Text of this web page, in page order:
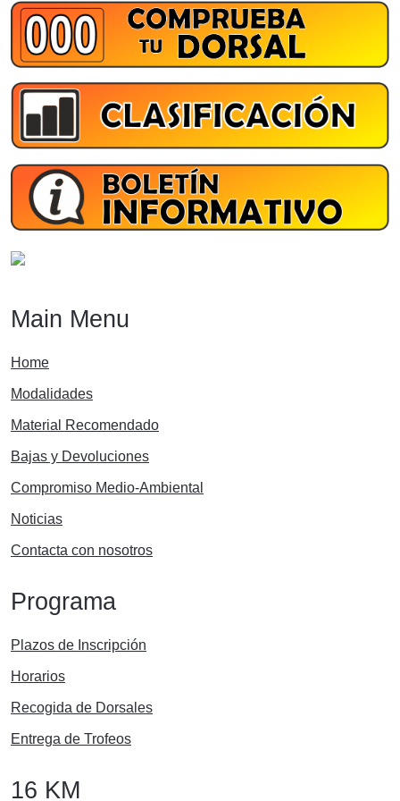
Main Menu
Home
Modalidades
Material Recomendado
Bajas y Devoluciones
Compromiso Medio-Ambiental
Noticias
Contacta con nosotros
Programa
Plazos de Inscripción
Horarios
Recogida de Dorsales
Entrega de Trofeos
16 KM